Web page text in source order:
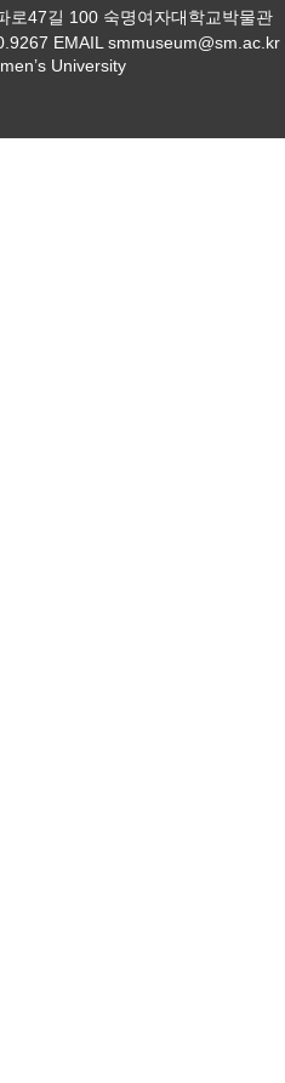
로47길 100 숙명여자대학교박물관
EMAIL smmuseum@sm.ac.kr
University